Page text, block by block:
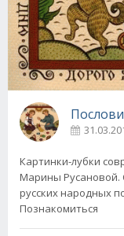
Картинки-лубки
Марины Русановой.
русских народных
Познакомиться